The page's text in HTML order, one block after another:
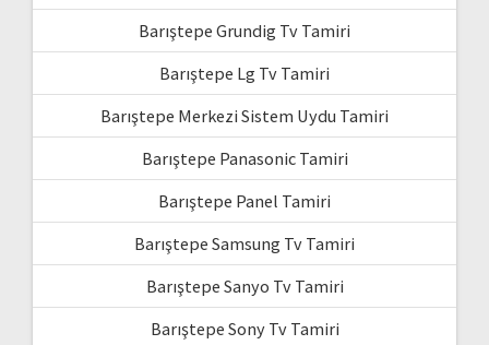
Barıştepe Grundig Tv Tamiri
Barıştepe Lg Tv Tamiri
Barıştepe Merkezi Sistem Uydu Tamiri
Barıştepe Panasonic Tamiri
Barıştepe Panel Tamiri
Barıştepe Samsung Tv Tamiri
Barıştepe Sanyo Tv Tamiri
Barıştepe Sony Tv Tamiri